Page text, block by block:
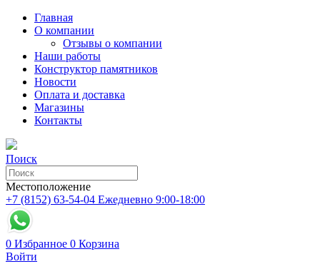
Главная
О компании
Отзывы о компании
Наши работы
Конструктор памятников
Новости
Оплата и доставка
Магазины
Контакты
Поиск
Местоположение
+7 (8152) 63-54-04 Ежедневно 9:00-18:00
0 Избранное 0 Корзина
Войти